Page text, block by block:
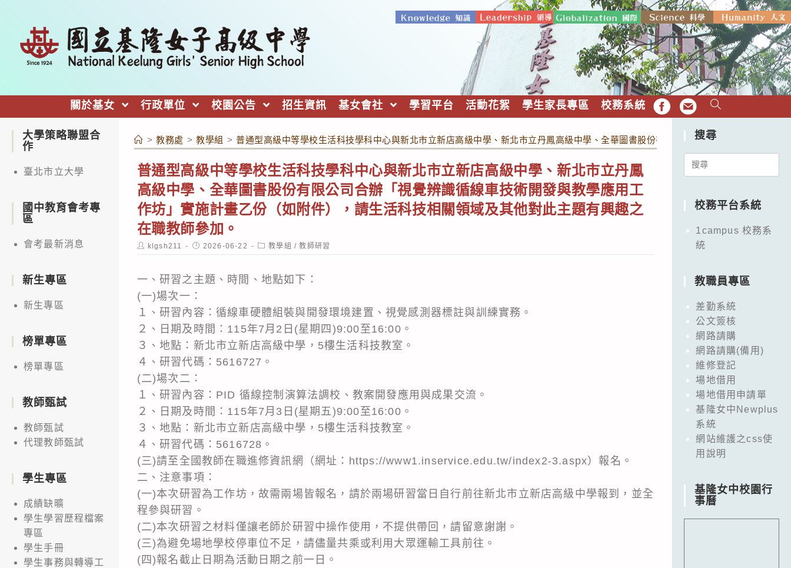
關於基女 行政單位 校園公告 招生資訊 基女會社 學習平台 活動花絮 學生家長專區 校務系統 FB EMAIL
> 教務處 > 教學組 > 普通型高級中等學校生活科技學科中心與新北市立新店高級中學、新北市立丹鳳高級中學、全華圖書股份有限公司合辦「視覺辨識循線
普通型高級中等學校生活科技學科中心與新北市立新店高級中學、新北市立丹鳳
高級中學、全華圖書股份有限公司合辦「視覺辨識循線車技術開發與教學應用工
作坊」實施計畫乙份（如附件），請生活科技相關領域及其他對此主題有興趣之
在職教師參加。
Post
author:
klgsh211
Post
published:
2026-06-22
Post
category:
教學組 / 教師研習
一、研習之主題、時間、地點如下：
(一)場次一：
１、研習內容：循線車硬體組裝與開發環境建置、視覺感測器標註與訓練實務。
２、日期及時間：115年7月2日(星期四)9:00至16:00。
３、地點：新北市立新店高級中學，5樓生活科技教室。
４、研習代碼：5616727。
(二)場次二：
１、研習內容：PID 循線控制演算法調校、教案開發應用與成果交流。
２、日期及時間：115年7月3日(星期五)9:00至16:00。
３、地點：新北市立新店高級中學，5樓生活科技教室。
４、研習代碼：5616728。
(三)請至全國教師在職進修資訊網（網址：https://www1.inservice.edu.tw/index2-3.aspx）報名。
二、注意事項：
(一)本次研習為工作坊，故需兩場皆報名，請於兩場研習當日自行前往新北市立新店高級中學報到，並全
程參與研習。
(二)本次研習之材料僅讓老師於研習中操作使用，不提供帶回，請留意謝謝。
(三)為避免場地學校停車位不足，請儘量共乘或利用大眾運輸工具前往。
(四)報名截止日期為活動日期之前一日。
大學策略聯盟合
作
臺北市立大學
國中教育會考專
區
會考最新消息
新生專區
新生專區
榜單專區
榜單專區
教師甄試
教師甄試
代理教師甄試
學生專區
成績缺曠
學生學習歷程檔案
專區
學生手冊
學生事務與轉導工
搜尋
Search
校務平台系統
1campus 校務系
統
教職員專區
差勤系統
公文簽核
網路請購
網路請購(備用)
維修登記
場地借用
場地借用申請單
基隆女中Newplus
系統
網站維護之css使
用說明
基隆女中校園行
事曆